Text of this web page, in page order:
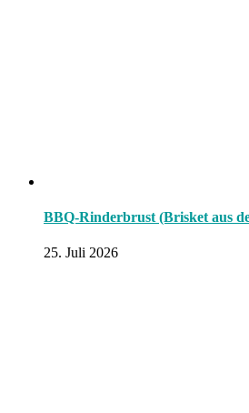
BBQ-Rinderbrust (Brisket aus
25. Juli 2026